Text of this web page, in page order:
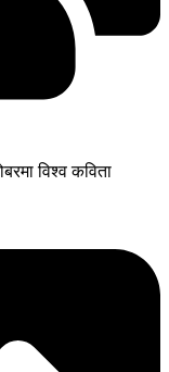
विश्व कविता